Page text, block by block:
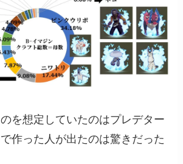
を想定していたのはプレデター
作った人が出たのは驚きだった